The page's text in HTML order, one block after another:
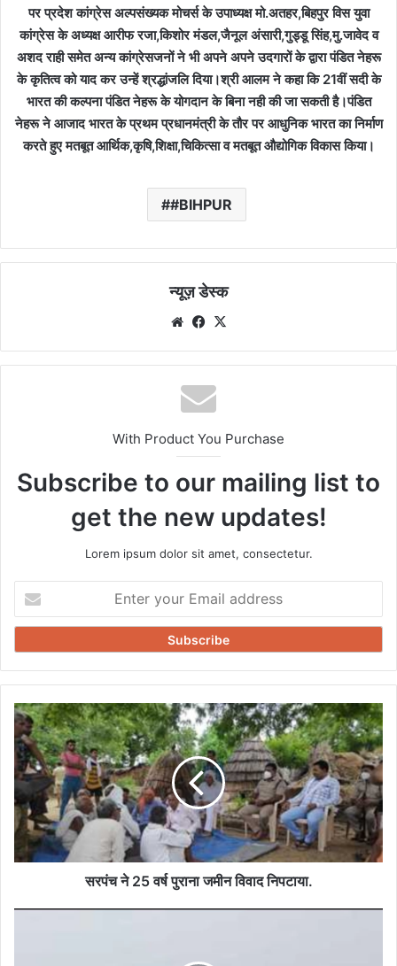
पर प्रदेश कांग्रेस अल्पसंख्यक मोचर्स के उपाध्यक्ष मो.अतहर,बिहपुर विस युवा
कांग्रेस के अध्यक्ष आरीफ रजा,किशोर मंडल,जैनूल अंसारी,गुड्डू सिंह,मु.जावेद व
अशद राही समेत अन्य कांग्रेसजनों ने भी अपने अपने उदगारों के द्वारा पंडित नेहरू
के कृतित्व को याद कर उन्हें श्रद्धांजलि दिया।श्री आलम ने कहा कि 21वीं सदी के
भारत की कल्पना पंडित नेहरू के योगदान के बिना नही की जा सकती है।पंडित
नेहरू ने आजाद भारत के प्रथम प्रधानमंत्री के तौर पर आधुनिक भारत का निर्माण
करते हुए मतबूत आर्थिक,कृषि,शिक्षा,चिकित्सा व मतबूत औद्योगिक विकास किया।
#BIHPUR
न्यूज़ डेस्क
WebsiteFacebook
With Product You Purchase
Subscribe to our mailing list to
get the new updates!
Lorem ipsum dolor sit amet, consectetur.
your
Email
सरपंच
ने
25
वर्ष
पुराना
जमीन
विवाद
निपटाया.
सरपंच ने 25 वर्ष पुराना जमीन विवाद निपटाया.